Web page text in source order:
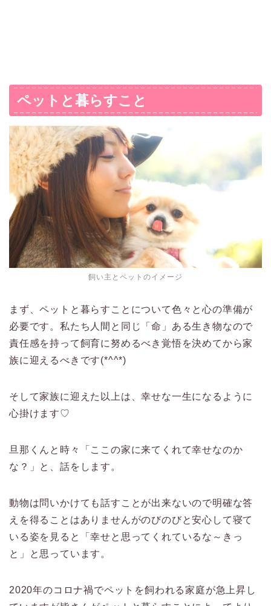
ペットと暮らすこと
飼い主とペットのイメージ
まず、ペットと暮らすことについて色々と心の準備が
必要です。私たち人間と同じ「命」ある生き物なので
責任感を持って飼育に努めるべき覚悟を決めてから家
族に迎えるべきです(*^^*)
そして家族に迎えた以上は、幸せな一生になるように
心掛けます♡
旦那くんと時々「ここの家に来てくれて幸せなのか
な？」と、話をします。
動物は問いかけても話すことが出来ないので明確な答
えを得ることはありませんがのびのびと安心して寝て
いる姿を見ると「幸せと思ってくれているな～きっ
と」と思っています。
2020年のコロナ禍でペットを飼われる家庭が急上昇し